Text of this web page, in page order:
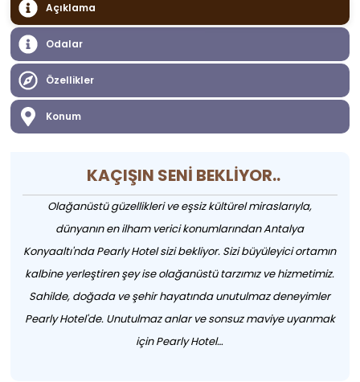
Açıklama
Odalar
Özellikler
Konum
KAÇIŞIN SENİ BEKLİYOR..
Olağanüstü güzellikleri ve eşsiz kültürel miraslarıyla,
dünyanın en ilham verici konumlarından Antalya
Konyaaltı'nda Pearly Hotel sizi bekliyor. Sizi büyüleyici ortamın
kalbine yerleştiren şey ise olağanüstü tarzımız ve hizmetimiz.
Sahilde, doğada ve şehir hayatında unutulmaz deneyimler
Pearly Hotel'de. Unutulmaz anlar ve sonsuz maviye uyanmak
için Pearly Hotel…